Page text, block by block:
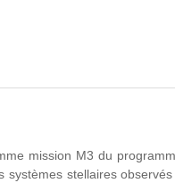
mission M3 du
stellaires